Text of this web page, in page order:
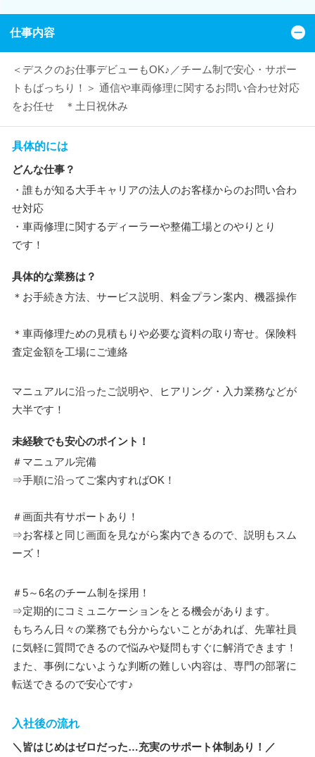
仕事内容
＜デスクのお仕事デビューもOK♪／チーム制で安心・サポー
トもばっちり！＞ 通信や車両修理に関するお問い合わせ対応
をお任せ ＊土日祝休み
具体的には
どんな仕事？
・誰もが知る大手キャリアの法人のお客様からのお問い合わ
せ対応
・車両修理に関するディーラーや整備工場とのやりとり
です！
具体的な業務は？
＊お手続き方法、サービス説明、料金プラン案内、機器操作
＊車両修理ための見積もりや必要な資料の取り寄せ。保険料
査定金額を工場にご連絡
マニュアルに沿ったご説明や、ヒアリング・入力業務などが
大半です！
未経験でも安心のポイント！
＃マニュアル完備
⇒手順に沿ってご案内すればOK！
＃画面共有サポートあり！
⇒お客様と同じ画面を見ながら案内できるので、説明もスム
ーズ！
＃5～6名のチーム制を採用！
⇒定期的にコミュニケーションをとる機会があります。
もちろん日々の業務でも分からないことがあれば、先輩社員
に気軽に質問できるので悩みや疑問もすぐに解消できます！
また、事例にないような判断の難しい内容は、専門の部署に
転送できるので安心です♪
入社後の流れ
＼皆はじめはゼロだった…充実のサポート体制あり！／